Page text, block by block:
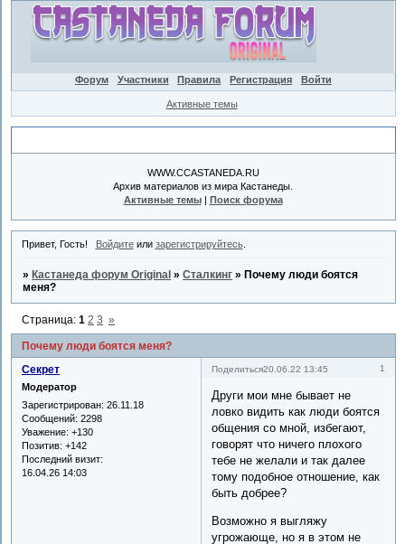
Форум Участники Правила Регистрация Войти
Активные темы
WWW.CCASTANEDA.RU
Архив материалов из мира Кастанеды.
Активные темы| Поиск форума
Привет, Гость! Войдитеили зарегистрируйтесь.
» Кастанеда форум Original »Сталкинг » Почему люди боятся
меня?
Почему люди боятся меня?
Страница:1 2 3 »
Поделиться 1
20.06.22 13:45
Секрет
Модератор
Зарегистрирован: 26.11.18
Сообщений: 2298
Уважение: +130
Позитив: +142
Последний визит:
16.04.26 14:03
Други мои мне бывает не
ловко видить как люди боятся
общения со мной, избегают,
говорят что ничего плохого
тебе не желали и так далее
тому подобное отношение, как
быть добрее?
Возможно я выгляжу
угрожающе, но я в этом не